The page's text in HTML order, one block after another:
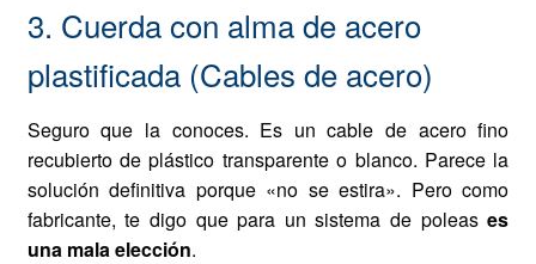
3. Cuerda con alma de acero
plastificada (Cables de acero)
Seguro que la conoces. Es un cable de acero fino
recubierto de plástico transparente o blanco. Parece la
solución definitiva porque «no se estira». Pero como
fabricante, te digo que para un sistema de poleases
una mala elección.